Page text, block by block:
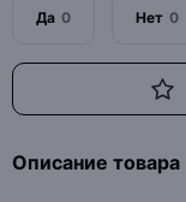
Да 0 Нет 0
Описание товара